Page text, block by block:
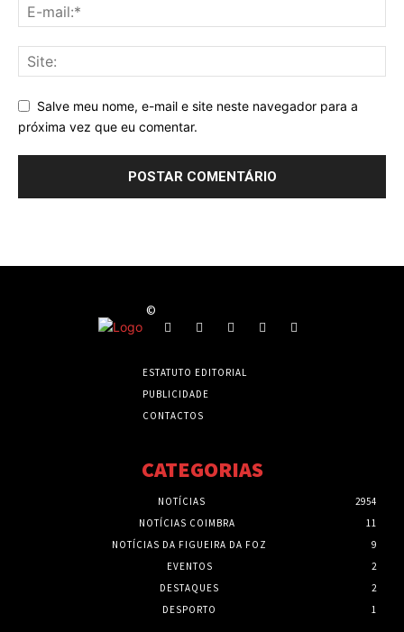
Salve meu nome, e-mail e site neste navegador para a
próxima vez que eu comentar.
©
ESTATUTO EDITORIAL
PUBLICIDADE
CONTACTOS
CATEGORIAS
NOTÍCIAS
2954
NOTÍCIAS COIMBRA
11
NOTÍCIAS DA FIGUEIRA DA FOZ
9
EVENTOS
2
DESTAQUES
2
DESPORTO
1